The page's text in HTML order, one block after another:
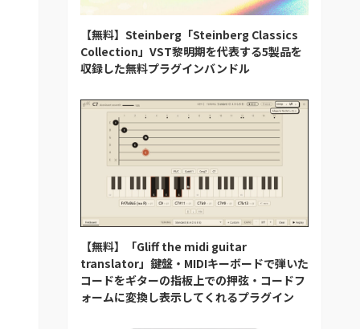
【無料】Steinberg「Steinberg Classics
Collection」VST黎明期を代表する5製品を
収録した無料プラグインバンドル
【無料】「Gliff the midi guitar
translator」鍵盤・MIDIキーボードで弾いた
コードをギターの指板上での押弦・コードフ
ォームに変換し表示してくれるプラグイン